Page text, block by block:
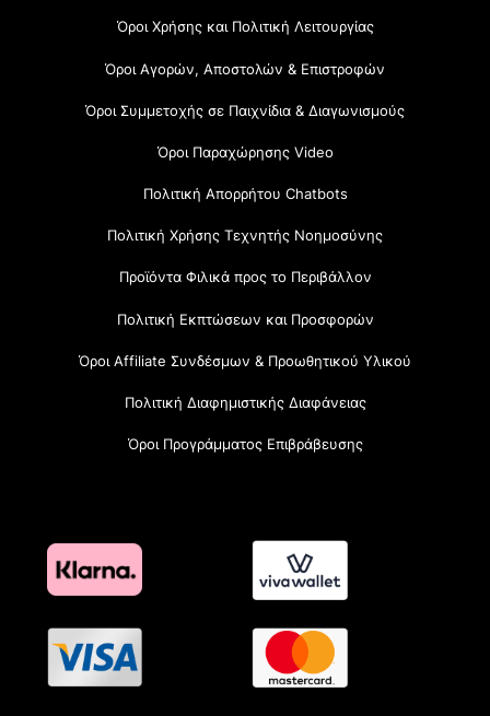
Όροι Χρήσης και Πολιτική Λειτουργίας
Όροι Αγορών, Αποστολών & Επιστροφών
Όροι Συμμετοχής σε Παιχνίδια & Διαγωνισμούς
Όροι Παραχώρησης Video
Πολιτική Απορρήτου Chatbots
Πολιτική Χρήσης Τεχνητής Νοημοσύνης
Προϊόντα Φιλικά προς το Περιβάλλον
Πολιτική Εκπτώσεων και Προσφορών
Όροι Affiliate Συνδέσμων & Προωθητικού Υλικού
Πολιτική Διαφημιστικής Διαφάνειας
Όροι Προγράμματος Επιβράβευσης